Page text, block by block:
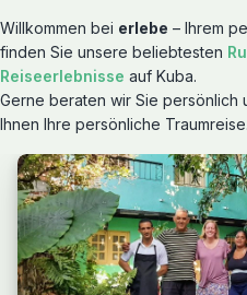
Willkommen bei erlebe – Ihrem
finden Sie unsere beliebtesten
Reiseerlebnisse auf Kuba.
Gerne beraten wir Sie persönlich
Ihnen Ihre persönliche Traumreise.